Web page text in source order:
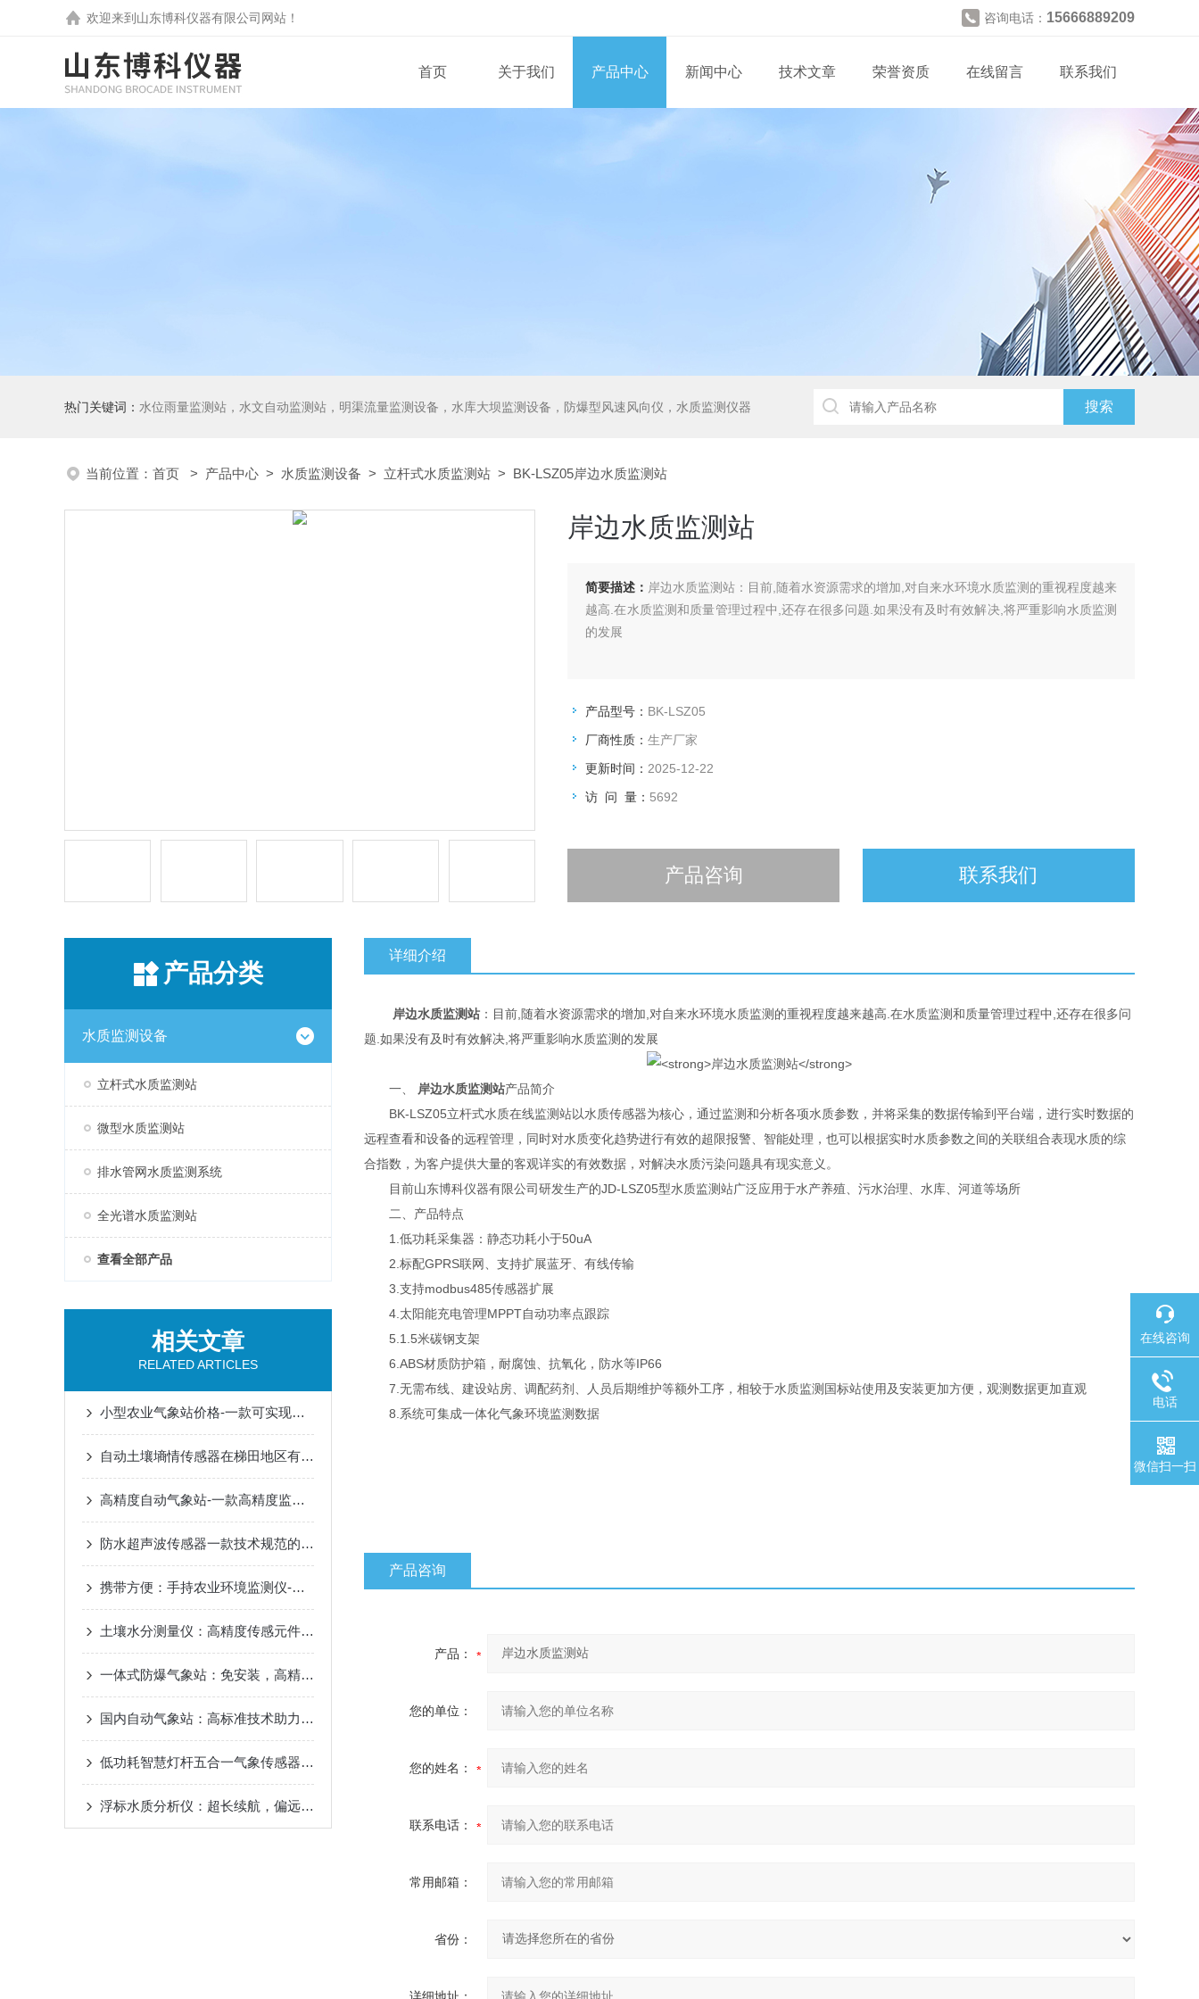
欢迎来到 山东博科仪器有限公司 网站！ 咨询电话： 15666889209
首页 关于我们 产品中心 新闻中心 技术文章 荣誉资质 在线留言 联系我们
热门关键词： 水位雨量监测站，水文自动监测站，明渠流量监测设备，水库大坝监测设备，防爆型风速风向仪，水质监测仪器
当前位置： 首页 > 产品中心 > 水质监测设备 > 立杆式水质监测站 > BK-LSZ05岸边水质监测站
岸边水质监测站
简要描述： 岸边水质监测站：目前,随着水资源需求的增加,对自来水环境水质监测的重视程度越来
越高.在水质监测和质量管理过程中,还存在很多问题.如果没有及时有效解决,将严重影响水质监测
的发展
产品型号： BK-LSZ05
厂商性质： 生产厂家
更新时间： 2025-12-22
访 问 量： 5692
产品咨询 联系我们
产品分类
水质监测设备
立杆式水质监测站
微型水质监测站
排水管网水质监测系统
全光谱水质监测站
查看全部产品
相关文章
RELATED ARTICLES
小型农业气象站价格-一款可实现气象数据实时同步的智能气象站
自动土壤墒情传感器在梯田地区有用吗?
高精度自动气象站-一款高精度监测气象环境变化的气象设备
防水超声波传感器一款技术规范的气象传感器(环保|科技)
携带方便：手持农业环境监测仪-省市县区域/包邮发货2023厂+家直发
土壤水分测量仪：高精度传感元件，数值稳定，农田水肥调配
一体式防爆气象站：免安装，高精度，全天候运行
国内自动气象站：高标准技术助力气象数据采集
低功耗智慧灯杆五合一气象传感器是怎样延长续航时间的?
浮标水质分析仪：超长续航，偏远水域适用
详细介绍
岸边水质监测站 ：目前,随着水资源需求的增加,对自来水环境水质监测的重视程度越来越高.在水质监测和质量管理过程中,还存在很多问
题.如果没有及时有效解决,将严重影响水质监测的发展
一、 岸边水质监测站产品简介
BK-LSZ05立杆式水质在线监测站以水质传感器为核心，通过监测和分析各项水质参数，并将采集的数据传输到平台端，进行实时数据的
远程查看和设备的远程管理，同时对水质变化趋势进行有效的超限报警、智能处理，也可以根据实时水质参数之间的关联组合表现水质的综
合指数，为客户提供大量的客观详实的有效数据，对解决水质污染问题具有现实意义。
目前山东博科仪器有限公司研发生产的JD-LSZ05型水质监测站广泛应用于水产养殖、污水治理、水库、河道等场所
二、产品特点
1.低功耗采集器：静态功耗小于50uA
2.标配GPRS联网、支持扩展蓝牙、有线传输
3.支持modbus485传感器扩展
4.太阳能充电管理MPPT自动功率点跟踪
5.1.5米碳钢支架
6.ABS材质防护箱，耐腐蚀、抗氧化，防水等IP66
7.无需布线、建设站房、调配药剂、人员后期维护等额外工序，相较于水质监测国标站使用及安装更加方便，观测数据更加直观
8.系统可集成一体化气象环境监测数据
产品咨询
产品：
您的单位：
您的姓名：
联系电话：
常用邮箱：
省份：
在线咨询
电话
微信扫一扫